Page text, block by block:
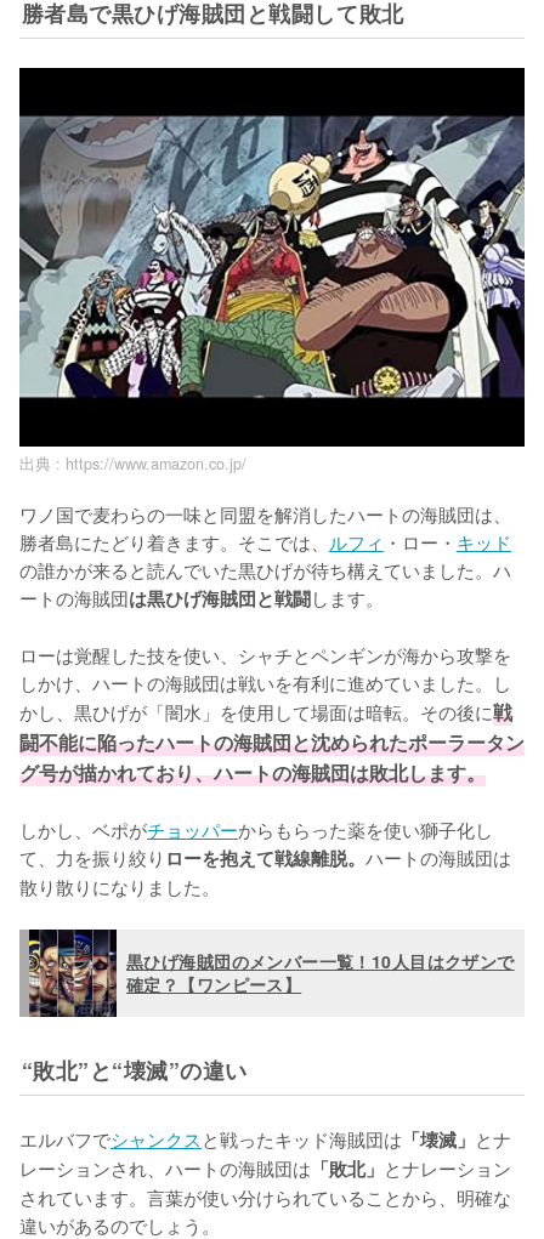
勝者島で黒ひげ海賊団と戦闘して敗北
出典 : https://www.amazon.co.jp/
ワノ国で麦わらの一味と同盟を解消したハートの海賊団は、
勝者島にたどり着きます。そこでは、 ルフィ ・ロー・ キッド
の誰かが来ると読んでいた黒ひげが待ち構えていました。ハ
ートの海賊団は黒ひげ海賊団と戦闘します。
ローは覚醒した技を使い、シャチとペンギンが海から攻撃を
しかけ、ハートの海賊団は戦いを有利に進めていました。し
かし、黒ひげが「闇水」を使用して場面は暗転。その後に戦
闘不能に陥ったハートの海賊団と沈められたポーラータン
グ号が描かれており、ハートの海賊団は敗北します。
しかし、ベポがチョッパーからもらった薬を使い獅子化し
て、力を振り絞り ローを抱えて戦線離脱。 ハートの海賊団は
散り散りになりました。
黒ひげ海賊団のメンバー一覧！10人目はクザンで
確定？【ワンピース】
“敗北”と“壊滅”の違い
エルバフでシャンクスと戦ったキッド海賊団は 「壊滅」 とナ
レーションされ、ハートの海賊団は 「敗北」 とナレーション
されています。言葉が使い分けられていることから、明確な
違いがあるのでしょう。